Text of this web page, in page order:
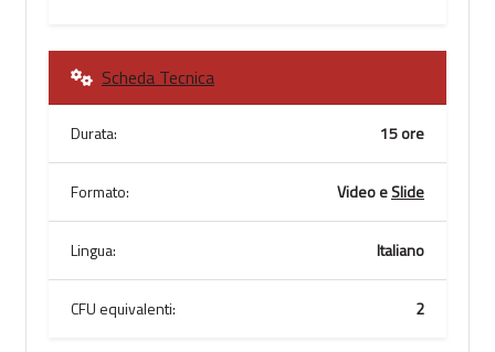
Scheda Tecnica
Durata: 15 ore
Formato: Video eSlide
Lingua: Italiano
CFU equivalenti: 2